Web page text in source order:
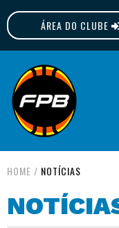
ÁREA DO CLUBE
FPB
HOME / NOTÍCIAS